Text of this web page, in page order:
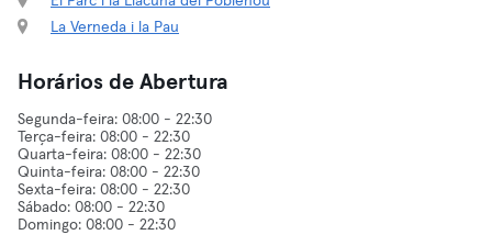
La Verneda i la Pau
Horários de Abertura
Segunda-feira: 08:00 - 22:30
Terça-feira: 08:00 - 22:30
Quarta-feira: 08:00 - 22:30
Quinta-feira: 08:00 - 22:30
Sexta-feira: 08:00 - 22:30
Sábado: 08:00 - 22:30